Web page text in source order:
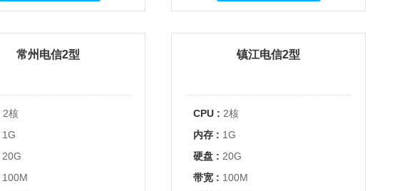
常州电信2型
2核
1G
20G
100M
镇江电信2型
CPU : 2核
内存 : 1G
硬盘 : 20G
带宽 : 100M